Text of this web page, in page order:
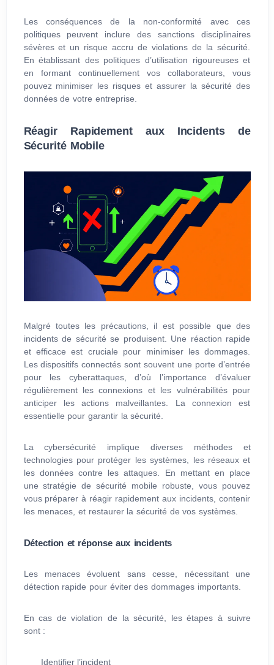
Les conséquences de la non-conformité avec ces
politiques peuvent inclure des sanctions disciplinaires
sévères et un risque accru de violations de la sécurité.
En établissant des politiques d’utilisation rigoureuses et
en formant continuellement vos collaborateurs, vous
pouvez minimiser les risques et assurer la sécurité des
données de votre entreprise.
Réagir Rapidement aux Incidents de
Sécurité Mobile
Malgré toutes les précautions, il est possible que des
incidents de sécurité se produisent. Une réaction rapide
et efficace est cruciale pour minimiser les dommages.
Les dispositifs connectés sont souvent une porte d’entrée
pour les cyberattaques, d’où l’importance d’évaluer
régulièrement les connexions et les vulnérabilités pour
anticiper les actions malveillantes. La connexion est
essentielle pour garantir la sécurité.
La cybersécurité implique diverses méthodes et
technologies pour protéger les systèmes, les réseaux et
les données contre les attaques. En mettant en place
une stratégie de sécurité mobile robuste, vous pouvez
vous préparer à réagir rapidement aux incidents, contenir
les menaces, et restaurer la sécurité de vos systèmes.
Détection et réponse aux incidents
Les menaces évoluent sans cesse, nécessitant une
détection rapide pour éviter des dommages importants.
En cas de violation de la sécurité, les étapes à suivre
sont :
Identifier l’incident